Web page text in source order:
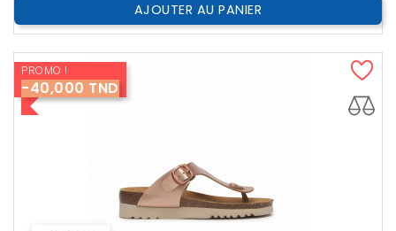
AJOUTER AU PANIER
PROMO !
-40,000 TND